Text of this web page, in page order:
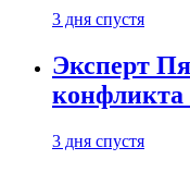
3 дня спустя
Эксперт
3 дня спустя